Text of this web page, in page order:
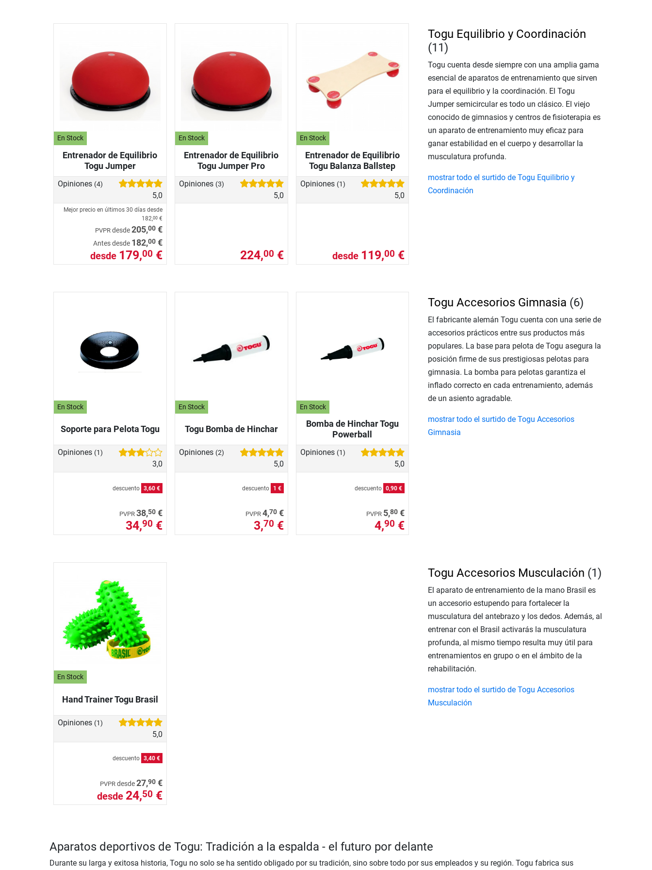
En Stock
Entrenador de Equilibrio
Togu Jumper
Opiniones (4)
5,0
Mejor precio en últimos 30 días desde
182,00€
PVPRdesde205,00€
Antes desde 182,00€
desde 179,00 €
En Stock
Entrenador de Equilibrio
Togu Jumper Pro
Opiniones (3)
5,0
224,00 €
En Stock
Entrenador de Equilibrio
Togu Balanza Ballstep
Opiniones (1)
5,0
desde 119,00 €
Togu Equilibrio y Coordinación
(11)
Togu cuenta desde siempre con una amplia gama
esencial de aparatos de entrenamiento que sirven
para el equilibrio y la coordinación. El Togu
Jumper semicircular es todo un clásico. El viejo
conocido de gimnasios y centros de fisioterapia es
un aparato de entrenamiento muy eficaz para
ganar estabilidad en el cuerpo y desarrollar la
musculatura profunda.
mostrar todo el surtido de Togu Equilibrio y
Coordinación
En Stock
Soporte para Pelota Togu
Opiniones (1)
3,0
descuento 3,60 €
PVPR 38,50€
34,90 €
En Stock
Togu Bomba de Hinchar
Opiniones (2)
5,0
descuento 1 €
PVPR 4,70€
3,70 €
En Stock
Bomba de Hinchar Togu
Powerball
Opiniones (1)
5,0
descuento 0,90 €
PVPR 5,80 €
4,90 €
Togu Accesorios Gimnasia (6)
El fabricante alemán Togu cuenta con una serie de
accesorios prácticos entre sus productos más
populares. La base para pelota de Togu asegura la
posición firme de sus prestigiosas pelotas para
gimnasia. La bomba para pelotas garantiza el
inflado correcto en cada entrenamiento, además
de un asiento agradable.
mostrar todo el surtido de Togu Accesorios
Gimnasia
En Stock
Hand Trainer Togu Brasil
Opiniones (1)
5,0
descuento 3,40 €
PVPRdesde27,90€
desde 24,50 €
Togu Accesorios Musculación (1)
El aparato de entrenamiento de la mano Brasil es
un accesorio estupendo para fortalecer la
musculatura del antebrazo y los dedos. Además, al
entrenar con el Brasil activarás la musculatura
profunda, al mismo tiempo resulta muy útil para
entrenamientos en grupo o en el ámbito de la
rehabilitación.
mostrar todo el surtido de Togu Accesorios
Musculación
Aparatos deportivos de Togu: Tradición a la espalda - el futuro por delante
Durante su larga y exitosa historia, Togu no solo se ha sentido obligado por su tradición, sino sobre todo por sus empleados y su región. Togu fabrica sus